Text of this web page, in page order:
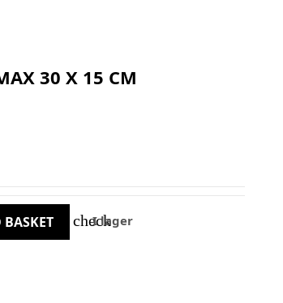
30 X 15 CM
check
I lager